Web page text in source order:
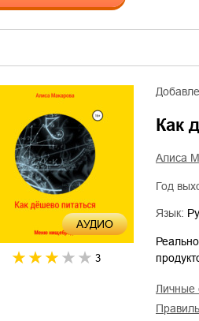
AУДИО
3
Как
Алиса
Год
Язык: